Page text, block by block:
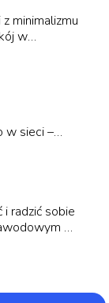
minimalizmu
w
w sieci –
i radzić sobie
–